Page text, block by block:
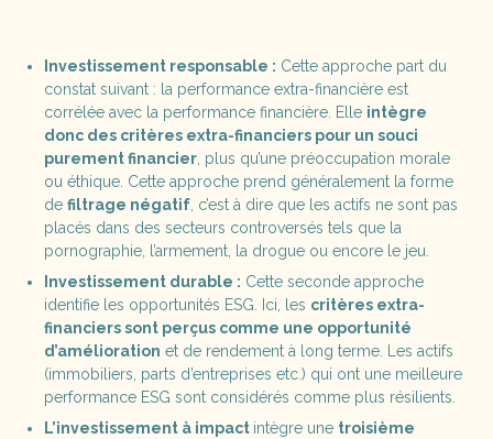
Investissement responsable : Cette approche part du
constat suivant : la performance extra-financière est
corrélée avec la performance financière. Elle intègre
donc des critères extra-financiers pour un souci
purement financier, plus qu’une préoccupation morale
ou éthique. Cette approche prend généralement la forme
de filtrage négatif, c’est à dire que les actifs ne sont pas
placés dans des secteurs controversés tels que la
pornographie, l’armement, la drogue ou encore le jeu.
Investissement durable : Cette seconde approche
identifie les opportunités ESG. Ici, les critères extra-
financiers sont perçus comme une opportunité
d’amélioration et de rendement à long terme. Les actifs
(immobiliers, parts d’entreprises etc.) qui ont une meilleure
performance ESG sont considérés comme plus résilients.
L’investissement à impact intègre une troisième